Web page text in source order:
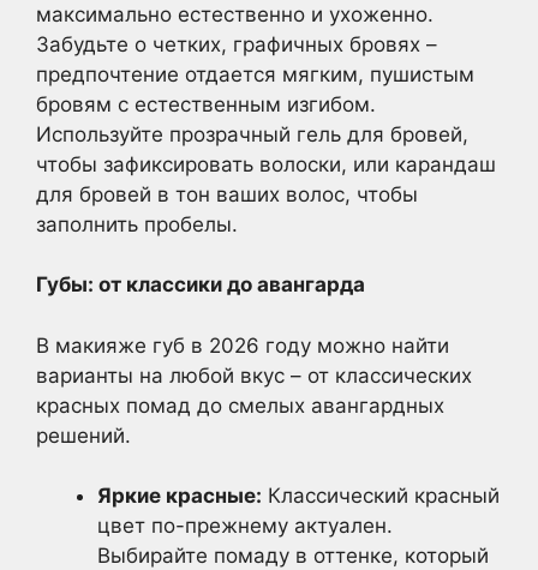
максимально естественно и ухоженно.
Забудьте о четких, графичных бровях –
предпочтение отдается мягким, пушистым
бровям с естественным изгибом.
Используйте прозрачный гель для бровей,
чтобы зафиксировать волоски, или карандаш
для бровей в тон ваших волос, чтобы
заполнить пробелы.
Губы: от классики до авангарда
В макияже губ в 2026 году можно найти
варианты на любой вкус – от классических
красных помад до смелых авангардных
решений.
Яркие красные: Классический красный
цвет по-прежнему актуален.
Выбирайте помаду в оттенке, который